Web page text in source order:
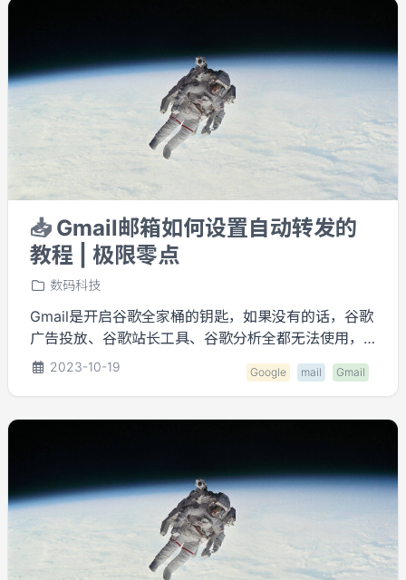
📥 Gmail邮箱如何设置自动转发的
教程 | 极限零点
数码科技
Gmail是开启谷歌全家桶的钥匙，如果没有的话，谷歌
广告投放、谷歌站长工具、谷歌分析全都无法使用，
对独立站而言，简直就是一场灾难，后续的谷歌推广
2023-10-19 Google mail Gmail